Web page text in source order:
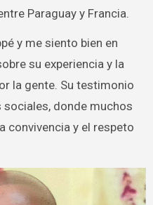
Paraguay y Francia.
y me siento bien en
su experiencia y la
la gente. Su testimonio
donde muchos
convivencia y el respeto